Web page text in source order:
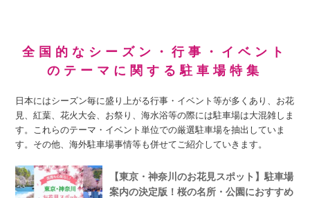
全国的なシーズン・行事・イベント
のテーマに関する駐車場特集
日本にはシーズン毎に盛り上がる行事・イベント等が多くあり、お花
見、紅葉、花火大会、お祭り、海水浴等の際には駐車場は大混雑しま
す。これらのテーマ・イベント単位での厳選駐車場を抽出していま
す。その他、海外駐車場事情等も併せてご紹介していきます。
【東京・神奈川のお花見スポット】駐車場
案内の決定版！桜の名所・公園におすすめ